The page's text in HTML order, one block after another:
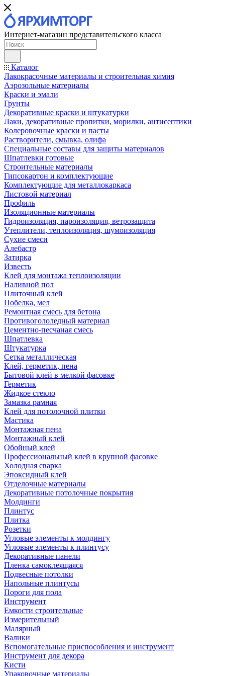
Интернет-магазин представительского класса
Каталог
Лакокрасочные материалы и строительная химия
Аэрозольные материалы
Краски и эмали
Грунты
Декоративные краски и штукатурки
Лаки, декоративные пропитки, морилки, антисептики
Колеровочные краски и пасты
Растворители, смывка, олифа
Специальные составы для защиты материалов
Шпатлевки готовые
Строительные материалы
Гипсокартон и комплектующие
Комплектующие для металлокаркаса
Листовой материал
Профиль
Изоляционные материалы
Гидроизоляция, пароизоляция, ветрозащита
Утеплители, теплоизоляция, шумоизоляция
Сухие смеси
Алебастр
Затирка
Известь
Клей для монтажа теплоизоляции
Наливной пол
Плиточный клей
Побелка, мел
Ремонтная смесь для бетона
Противогололедный материал
Цементно-песчаная смесь
Шпатлевка
Штукатурка
Сетка металлическая
Клей, герметик, пена
Бытовой клей в мелкой фасовке
Герметик
Жидкое стекло
Замазка рамная
Клей для потолочной плитки
Мастика
Монтажная пена
Монтажный клей
Обойный клей
Профессиональный клей в крупной фасовке
Холодная сварка
Эпоксидный клей
Отделочные материалы
Декоративные потолочные покрытия
Молдинги
Плинтус
Плитка
Розетки
Угловые элементы к молдингу
Угловые элементы к плинтусу
Декоративные панели
Пленка самоклеящаяся
Подвесные потолки
Напольные плинтусы
Пороги для пола
Инструмент
Емкости строительные
Измерительный
Малярный
Валики
Вспомогательные приспособления и инструмент
Инструмент для декора
Кисти
Упаковочные материалы